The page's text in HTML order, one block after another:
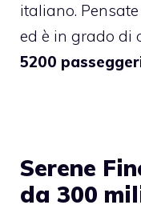
italiano.
ed è in grado di
5200
Serene
da 300